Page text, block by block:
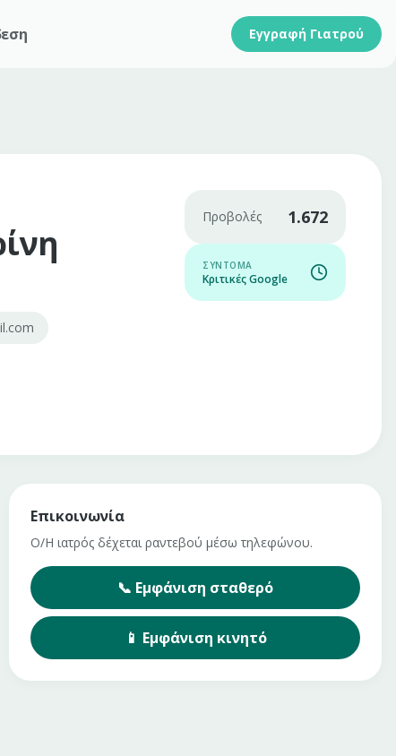
Εγγραφή Γιατρού
Προβολές 1.672
ΣΎΝΤΟΜΑ
Κριτικές Google
Επικοινωνία
Ο/Η ιατρός δέχεται ραντεβού μέσω τηλεφώνου.
📞 Εμφάνιση σταθερό
📱 Εμφάνιση κινητό